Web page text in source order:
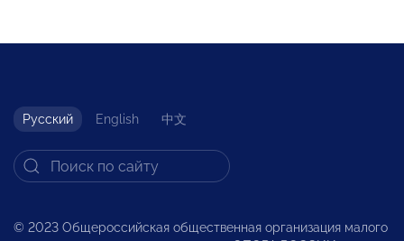
Русский English 中文
© 2023 Общероссийская общественная организация малого